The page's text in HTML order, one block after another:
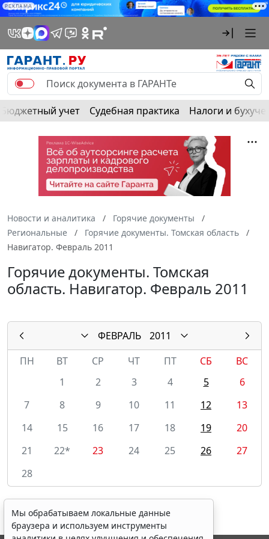
РЕКЛАМА
Бюджетный учет Судебная практика Налоги и
Новости и аналитика
Горячие документы
Региональные
Горячие документы. Томская область
Навигатор. Февраль 2011
Горячие документы. Томская
область. Навигатор. Февраль 2011
ФЕВРАЛЬ
2011
ПН
ВТ СР ЧТ ПТ СБ
ВС
1
2 3 4 5
6
7
8 9 10 11 12
13
14
15 16 17 18 19
20
21
22* 23 24 25 26
27
28
Мы обрабатываем локальные данные
браузера и используем инструменты